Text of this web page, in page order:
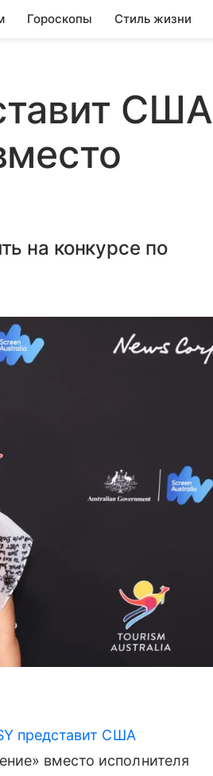
Гороскопы Стиль жизни
США
на конкурсе по
представит США
вместо исполнителя